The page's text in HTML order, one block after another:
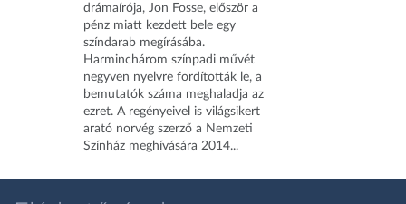
drámaírója, Jon Fosse, először a
pénz miatt kezdett bele egy
színdarab megírásába.
Harminchárom színpadi művét
negyven nyelvre fordították le, a
bemutatók száma meghaladja az
ezret. A regényeivel is világsikert
arató norvég szerző a Nemzeti
Színház meghívására 2014...